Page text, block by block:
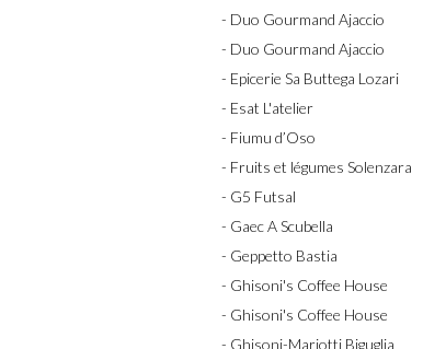
- Duo Gourmand Ajaccio
- Duo Gourmand Ajaccio
- Epicerie Sa Buttega Lozari
- Esat L'atelier
- Fiumu d’Oso
- Fruits et légumes Solenzara
- G5 Futsal
- Gaec A Scubella
- Geppetto Bastia
- Ghisoni's Coffee House
- Ghisoni's Coffee House
- Ghisoni-Mariotti Biguglia